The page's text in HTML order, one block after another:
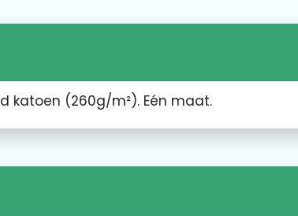
katoen (260g/m²). Eén maat.